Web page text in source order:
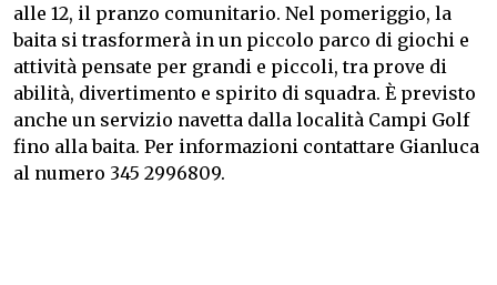
alle 12, il pranzo comunitario. Nel pomeriggio, la
baita si trasformerà in un piccolo parco di giochi e
attività pensate per grandi e piccoli, tra prove di
abilità, divertimento e spirito di squadra. È previsto
anche un servizio navetta dalla località Campi Golf
fino alla baita. Per informazioni contattare Gianluca
al numero 345 2996809.